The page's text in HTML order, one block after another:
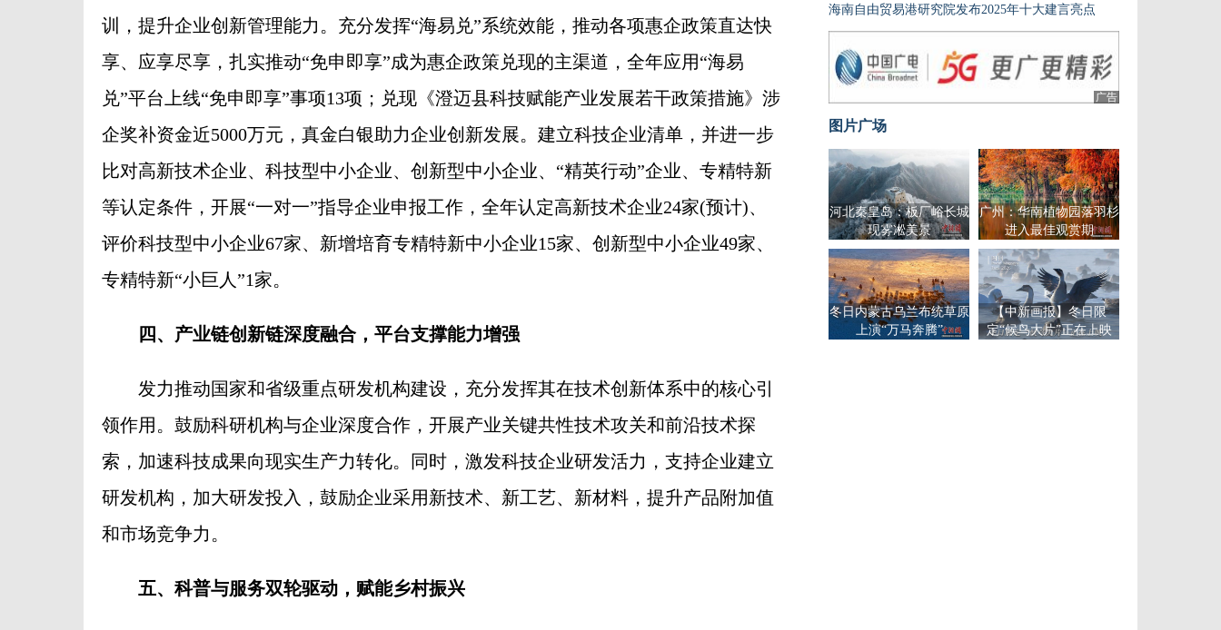
训，提升企业创新管理能力。充分发挥“海易兑”系统效能，推动各项惠企政策直达快
享、应享尽享，扎实推动“免申即享”成为惠企政策兑现的主渠道，全年应用“海易
兑”平台上线“免申即享”事项13项；兑现《澄迈县科技赋能产业发展若干政策措施》涉
企奖补资金近5000万元，真金白银助力企业创新发展。建立科技企业清单，并进一步
比对高新技术企业、科技型中小企业、创新型中小企业、“精英行动”企业、专精特新
等认定条件，开展“一对一”指导企业申报工作，全年认定高新技术企业24家(预计)、
评价科技型中小企业67家、新增培育专精特新中小企业15家、创新型中小企业49家、
专精特新“小巨人”1家。
四、产业链创新链深度融合，平台支撑能力增强
发力推动国家和省级重点研发机构建设，充分发挥其在技术创新体系中的核心引
领作用。鼓励科研机构与企业深度合作，开展产业关键共性技术攻关和前沿技术探
索，加速科技成果向现实生产力转化。同时，激发科技企业研发活力，支持企业建立
研发机构，加大研发投入，鼓励企业采用新技术、新工艺、新材料，提升产品附加值
和市场竞争力。
五、科普与服务双轮驱动，赋能乡村振兴
海南自由贸易港研究院发布2025年十大建言亮点
广告
图片广场
河北秦皇岛：板厂峪长城
现雾凇美景
广州：华南植物园落羽杉
进入最佳观赏期
冬日内蒙古乌兰布统草原
上演“万马奔腾”
【中新画报】冬日限
定“候鸟大片”正在上映